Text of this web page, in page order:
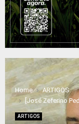
Home
ARTIGOS
[José Zeferino
ARTIGOS